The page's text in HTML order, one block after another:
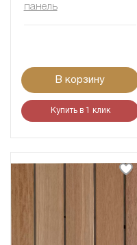
панель
В корзину
Купить в 1 клик